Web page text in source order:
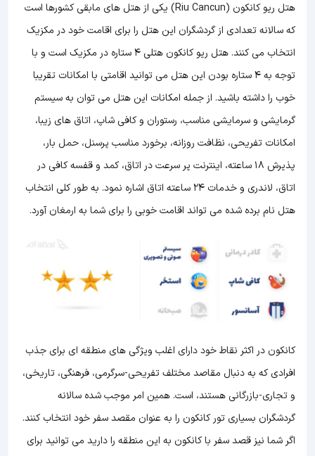
هتل ریو کانکون (Riu Cancun) یکی از هتل های مابقی کشورها است
که سالانه تعدادی از گردشگران این هتل را برای اقامت خود در مکزیک
انتخاب می کنند. هتل ریو کانکون هتلی 4 ستاره در مکزیک است و با
توجه به 4 ستاره بودن این هتل می توانید اقامتی با امکانات تقریبا
خوب را داشته باشید. از جمله امکانات این هتل می توان به سیستم
گرمایشی و سرمایشی مناسب، رستوران و کافی شاپ، اتاق های زیبا،
امکانات تفریحی، نظافت روزانه، برخورد مناسب پرسنل، حمل بار،
پذیرش 18 ساعته، اینترنت پر سرعت در اتاق، کمد و قفسه کافی در
اتاق، لاندری و خدمات 24 ساعته اتاق اشاره نمود. به طور کلی انتخاب
هتل نام برده شده می تواند اقامت خوبی را برای شما به ارمغان آورد.
کانکون در اکثر نقاط خود دارای اغلب ویژگی های منطقه ای برای جذب
افرادی که به دنبال مقاصد مختلف تفریحی-سرگرمی، فرهنگی، تاریخی،
و تجاری-بازرگانی هستند، است. همین امر موجب شده سالانه
گردشگران بسیاری تور کانکون را به عنوان مقصد سفر خود انتخاب کنند.
اگر شما نیز قصد سفر با کانکون به این منطقه را دارید می توانید برای